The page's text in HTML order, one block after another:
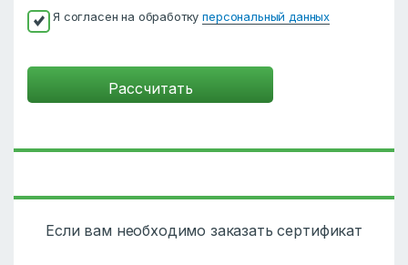
Я согласен на обработкуперсональный данных
Если вам необходимо заказать сертификат